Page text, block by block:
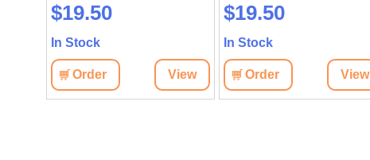
$19.50
In Stock
Order View
$19.50
In Stock
Order View